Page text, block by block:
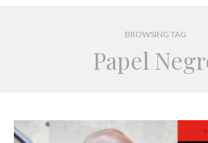
BROWSING TAG
Papel